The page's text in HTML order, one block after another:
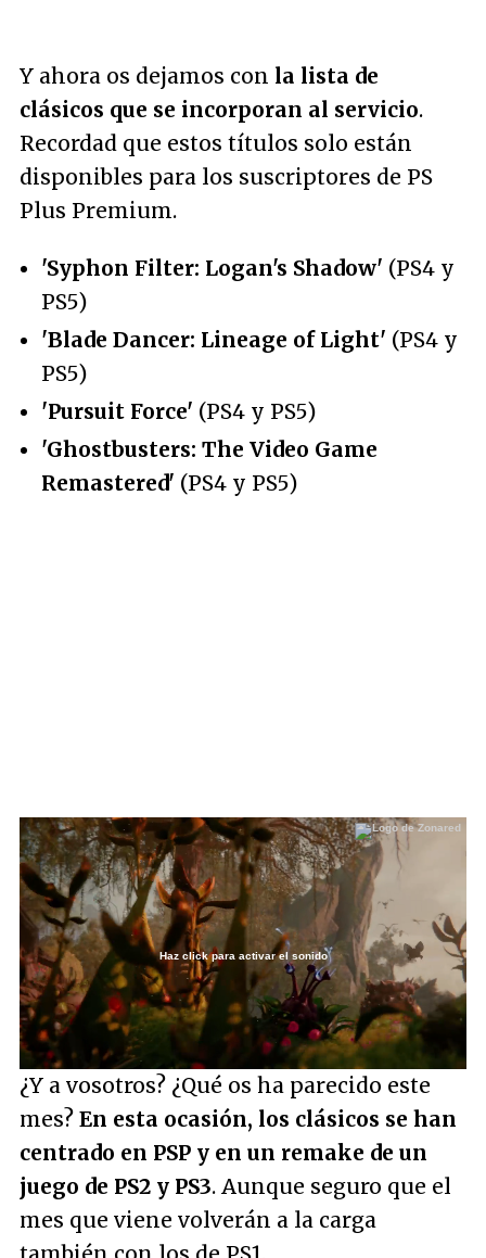
Y ahora os dejamos con la lista de
clásicos que se incorporan al servicio.
Recordad que estos títulos solo están
disponibles para los suscriptores de PS
Plus Premium.
'Syphon Filter: Logan's Shadow' (PS4 y
PS5)
'Blade Dancer: Lineage of Light' (PS4 y
PS5)
'Pursuit Force' (PS4 y PS5)
'Ghostbusters: The Video Game
Remastered' (PS4 y PS5)
Unmute
Loaded
22.50%
Haz click para activar el sonido
¿Y a vosotros? ¿Qué os ha parecido este
mes? En esta ocasión, los clásicos se han
centrado en PSP y en un remake de un
juego de PS2 y PS3. Aunque seguro que el
mes que viene volverán a la carga